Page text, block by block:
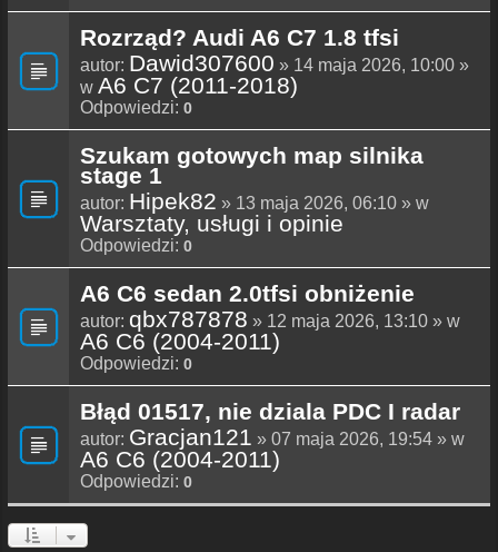
Rozrząd? Audi A6 C7 1.8 tfsi
autor: Dawid307600 » 14 maja 2026, 10:00 »
w A6 C7 (2011-2018)
Odpowiedzi: 0
Szukam gotowych map silnika
stage 1
autor: Hipek82 » 13 maja 2026, 06:10 » w
Warsztaty, usługi i opinie
Odpowiedzi: 0
A6 C6 sedan 2.0tfsi obniżenie
autor: qbx787878 » 12 maja 2026, 13:10 » w
A6 C6 (2004-2011)
Odpowiedzi: 0
Błąd 01517, nie dziala PDC I radar
autor: Gracjan121 » 07 maja 2026, 19:54 » w
A6 C6 (2004-2011)
Odpowiedzi: 0